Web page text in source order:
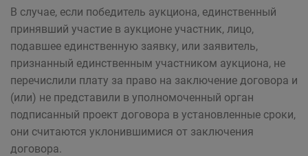
В случае, если победитель аукциона, единственный
принявший участие в аукционе участник, лицо,
подавшее единственную заявку, или заявитель,
признанный единственным участником аукциона, не
перечислили плату за право на заключение договора и
(или) не представили в уполномоченный орган
подписанный проект договора в установленные сроки,
они считаются уклонившимися от заключения
договора.